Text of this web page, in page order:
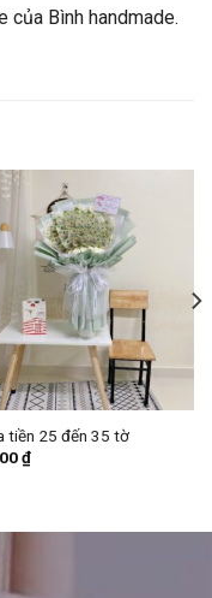
của Bình handmade.
tiền 25 đến 35 tờ
₫